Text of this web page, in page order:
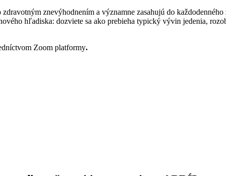
znevýhodnením a významne zasahujú do
hľadiska: dozviete sa ako prebieha typický vývin jedenia,
Zoom platformy.